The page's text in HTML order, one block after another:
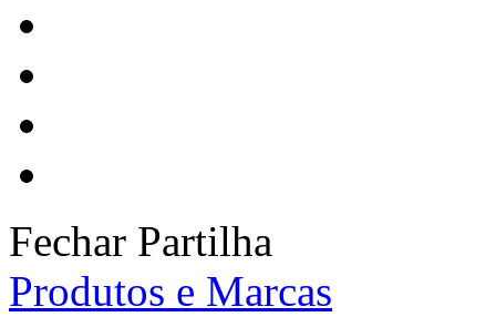
Fechar Partilha
Produtos e Marcas